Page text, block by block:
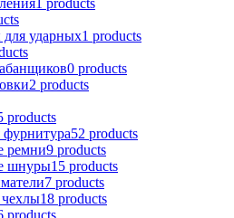
ударных1 products
0 products
2 products
products
фурнитура52 products
ремни9 products
шнуры15 products
7 products
18 products
products